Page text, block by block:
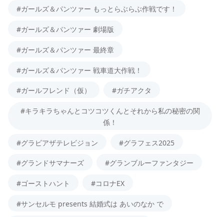
#ガールズ＆パンツァー もっとらぶらぶ作戦です！
#ガールズ＆パンツァー 劇場版
#ガールズ＆パンツァー 最終章
#ガールズ＆パンツァー 戦車道大作戦！
#ガールフレンド（仮） #ガチアクタ
#キラキラちゃんとコツコツくんとそれから私の秘密の関
係！
#グラビアザテレビジョン #グラフェス2025
#グランドサマナーズ #グランブルーファンタジー
#ゴーストハント #コロナEX
#サンセルモ presents 結婚式は あいのなか で